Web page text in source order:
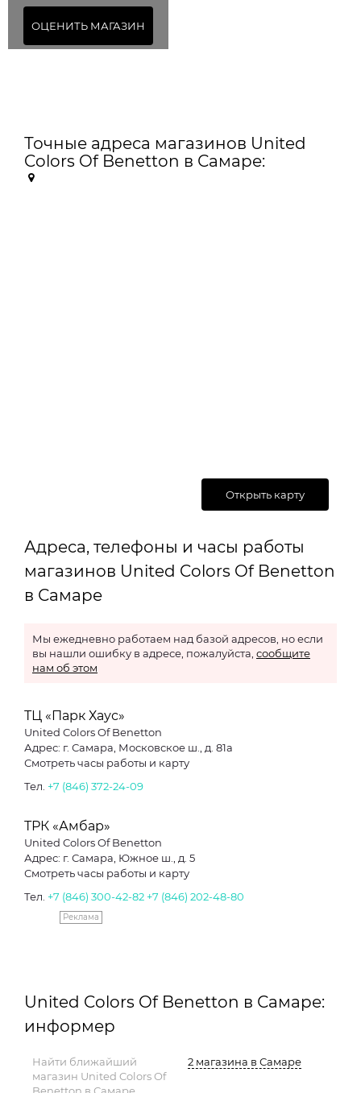
ОЦЕНИТЬ МАГАЗИН
Точные адреса магазинов United
Colors Of Benetton в Самаре:
Открыть карту
Адреса, телефоны и часы работы
магазинов United Colors Of Benetton
в Самаре
Мы ежедневно работаем над базой адресов, но если
вы нашли ошибку в адресе, пожалуйста, сообщите
нам об этом
ТЦ «Парк Хаус»
United Colors Of Benetton
Адрес: г. Самара, Московское ш., д. 81а
Смотреть часы работы и карту
Тел. +7 (846) 372-24-09
ТРК «Амбар»
United Colors Of Benetton
Адрес: г. Самара, Южное ш., д. 5
Смотреть часы работы и карту
Тел. +7 (846) 300-42-82 +7 (846) 202-48-80
Реклама
United Colors Of Benetton в Самаре:
информер
Найти ближайший
магазин United Colors Of
2 магазина в Самаре